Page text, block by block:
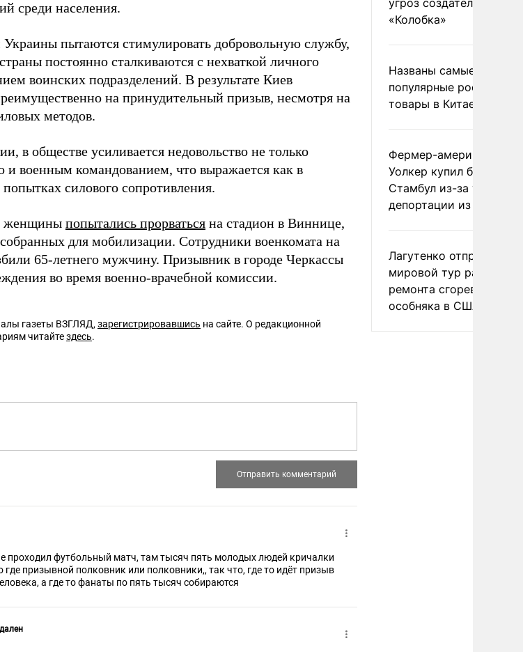
среди населения.
Украины пытаются стимулировать добровольную службу,
постоянно сталкиваются с нехваткой личного
воинских подразделений. В результате Киев
на принудительный призыв, несмотря на
методов.
в обществе усиливается недовольство не только
и военным командованием, что выражается как в
силового сопротивления.
женщины попытались прорваться на стадион в Виннице,
для мобилизации. Сотрудники военкомата на
65-летнего мужчину. Призывник в городе Черкассы
во время военно-врачебной комиссии.
газеты ВЗГЛЯД, зарегистрировавшись на сайте. О редакционной
читайтездесь.
проходил футбольный матч, там тысяч пять молодых людей кричалки
где призывной полковник или полковники,, так что, где то идёт призыв
а где то фанаты по пять тысяч собираются
угроз создателям
«Колобка»
Названы самые
популярные российские
товары в Китае
Фермер-американец
Уолкер купил билет в
Стамбул из-за угрозы
депортации из России
Лагутенко отправился в
мировой тур ради
ремонта сгоревшего
особняка в США